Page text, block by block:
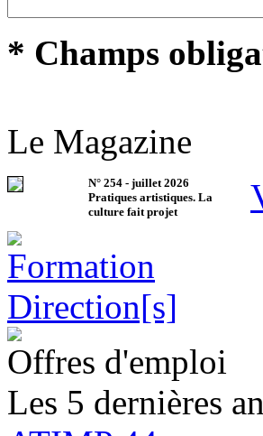
* Champs
Le Magazine
N° 254 - juillet 2026
Pratiques artistiques. La
culture fait projet
Offres d'emploi
Les 5 dernières